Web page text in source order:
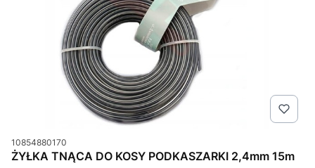
Kod produktu
10854880170
ŻYŁKA TNĄCA DO KOSY PODKASZARKI 2,4mm 15m